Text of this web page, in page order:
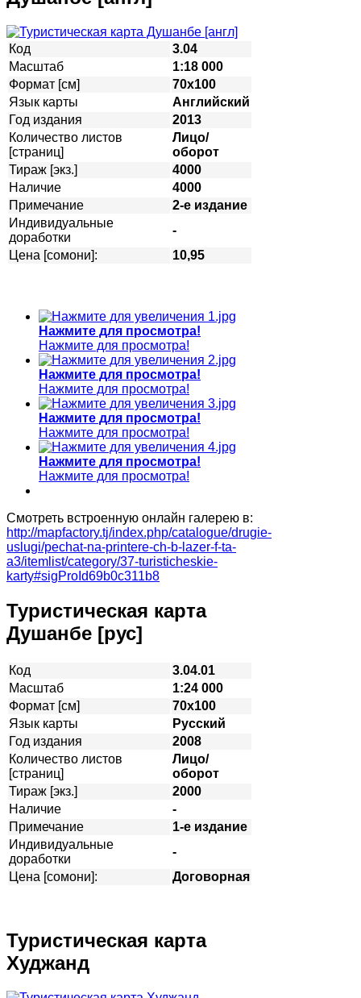
Код
3.04
Масштаб
1:18 000
Формат [см]
70х100
Язык карты
Английский
Год издания
2013
Количество листов
[страниц]
Лицо/
оборот
Тираж [экз.]
4000
Наличие
4000
Примечание
2-е издание
Индивидуальные
доработки
-
Цена [сомони]:
10,95
Нажмите для просмотра!
Нажмите для просмотра!
Нажмите для просмотра!
Нажмите для просмотра!
Нажмите для просмотра!
Нажмите для просмотра!
Нажмите для просмотра!
Нажмите для просмотра!
Смотреть встроенную онлайн галерею в:
http://mapfactory.tj/index.php/catalogue/drugie-
uslugi/pechat-na-printere-ch-b-lazer-f-ta-
a3/itemlist/category/37-turisticheskie-
karty#sigProId69b0c311b8
Туристическая карта
Душанбе [рус]
Код
3.04.01
Масштаб
1:24 000
Формат [см]
70х100
Язык карты
Русский
Год издания
2008
Количество листов
[страниц]
Лицо/
оборот
Тираж [экз.]
2000
Наличие
-
Примечание
1-е издание
Индивидуальные
доработки
-
Цена [сомони]:
Договорная
Туристическая карта
Худжанд